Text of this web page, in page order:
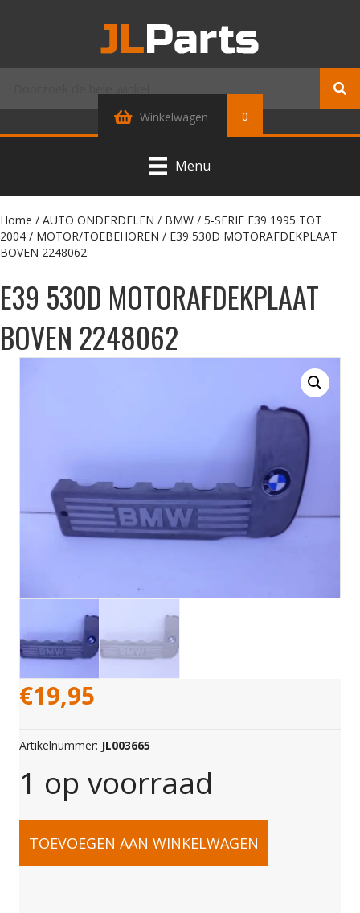
Winkelwagen 0
Menu
Home / AUTO ONDERDELEN / BMW / 5-SERIE E39 1995 TOT
2004 / MOTOR/TOEBEHOREN / E39 530D MOTORAFDEKPLAAT
BOVEN 2248062
E39 530D MOTORAFDEKPLAAT
BOVEN 2248062
€19,95
Artikelnummer: JL003665
1 op voorraad
E39
TOEVOEGEN AAN WINKELWAGEN